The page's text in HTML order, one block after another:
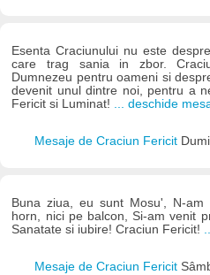
Esenta Craciunului nu este
care trag sania in zbor.
Dumnezeu pentru oameni si
devenit unul dintre noi, pentru a
Fericit si Luminat!
... deschide
Mesaje de Craciun Fericit
Buna ziua, eu sunt Mosu', N-
horn, nici pe balcon, Si-am venit
Sanatate si iubire! Craciun Fericit!
Mesaje de Craciun Fericit